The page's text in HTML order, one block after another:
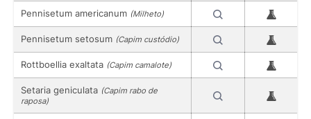
Pennisetum americanum (Milheto)
Pennisetum setosum (Capim custódio)
Rottboellia exaltata (Capim camalote)
Setaria geniculata (Capim rabo de
raposa)